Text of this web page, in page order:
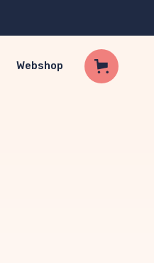
Webshop